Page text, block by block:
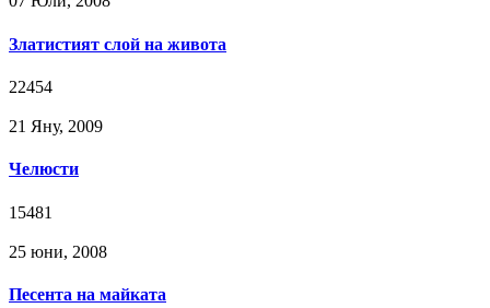
Златистият слой на живота
22454
21 Яну, 2009
Челюсти
15481
25 юни, 2008
Песента на майката